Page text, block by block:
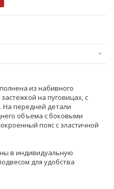
из набивного
на пуговицах, с
передней детали
объема с боковыми
пояс с эластичной
в индивидуальную
для удобства